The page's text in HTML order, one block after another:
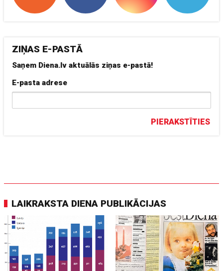
ZIŅAS E-PASTĀ
Saņem Diena.lv aktuālās ziņas e-pastā!
E-pasta adrese
PIERAKSTĪTIES
LAIKRAKSTA DIENA PUBLIKĀCIJAS